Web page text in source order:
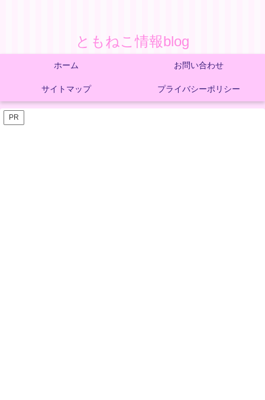
ともねこ情報blog
ホーム お問い合わせ
サイトマップ プライバシーポリシー
PR